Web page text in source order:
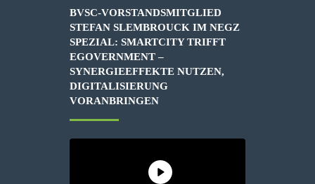
BVSC-VORSTANDSMITGLIED
STEFAN SLEMBROUCK IM NEGZ
SPEZIAL: SMARTCITY TRIFFT
EGOVERNMENT –
SYNERGIEEFFEKTE NUTZEN,
DIGITALISIERUNG
VORANBRINGEN